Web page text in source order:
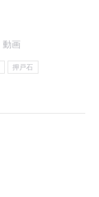
動画
押戸石